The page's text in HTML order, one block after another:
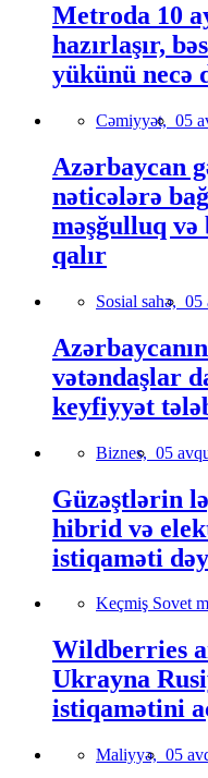
Metroda 10
hazırlaşır,
yükünü necə
Cəmiyyət, 05
Azərbaycan
nəticələrə
məşğulluq və
qalır
Sosial sahə, 05
vətəndaşlar
keyfiyyət
Biznes, 05
Güzəştlərin
hibrid və
istiqaməti
Keçmiş Sovet
Wildberries
Ukrayna
istiqamətini
Maliyyə, 05